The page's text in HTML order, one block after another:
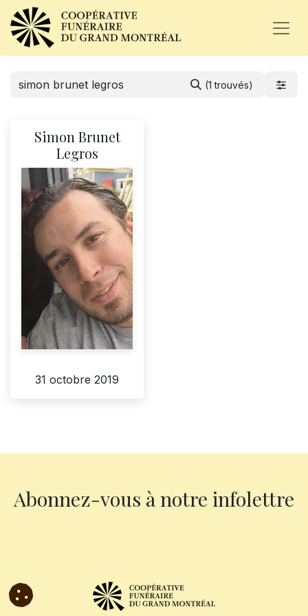
(1 trouvés)
Simon Brunet
Legros
31 octobre 2019
Abonnez-vous à notre infolettre